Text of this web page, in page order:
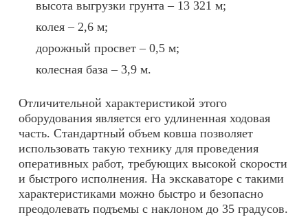
высота выгрузки грунта – 13 321 м;
колея – 2,6 м;
дорожный просвет – 0,5 м;
колесная база – 3,9 м.
Отличительной характеристикой этого
оборудования является его удлиненная ходовая
часть. Стандартный объем ковша позволяет
использовать такую технику для проведения
оперативных работ, требующих высокой скорости
и быстрого исполнения. На экскаваторе с такими
характеристиками можно быстро и безопасно
преодолевать подъемы с наклоном до 35 градусов.